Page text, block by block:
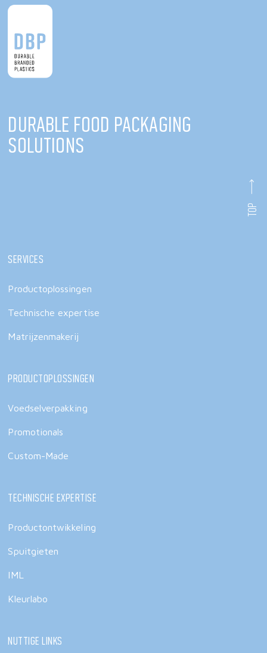
Durable food packaging
solutions
TOP
Services
Productoplossingen
Technische expertise
Matrijzenmakerij
Productoplossingen
Voedselverpakking
Promotionals
Custom-Made
Technische expertise
Productontwikkeling
Spuitgieten
IML
Kleurlabo
Nuttige links